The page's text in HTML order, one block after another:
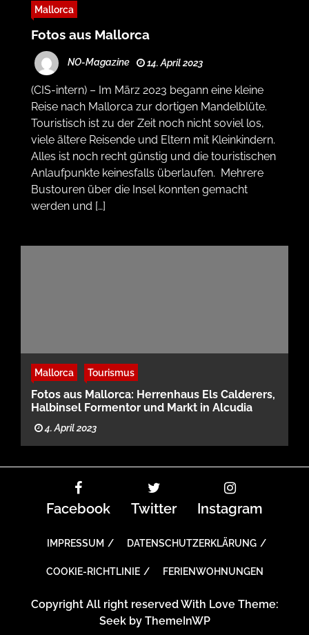
Mallorca
Fotos aus Mallorca
NO-Magazine 14. April 2023
(CIS-intern) – Im März 2023 begann eine kleine
Reise nach Mallorca zur dortigen Mandelblüte.
Touristisch ist zu der Zeit noch nicht soviel los,
viele ältere Reisende und Eltern mit Kleinkindern.
Alles ist noch recht günstig und die touristischen
Anlaufpunkte keinesfalls überlaufen. Mehrere
Bustouren über die Insel konnten gemacht
werden und […]
Mallorca Tourismus
Fotos aus Mallorca: Herrenhaus Els Calderers,
Halbinsel Formentor und Markt in Alcudia
4. April 2023
Facebook Twitter Instagram
IMPRESSUM DATENSCHUTZERKLÄRUNG
COOKIE-RICHTLINIE FERIENWOHNUNGEN
Copyright All right reserved With Love Theme:
Seek by ThemeInWP